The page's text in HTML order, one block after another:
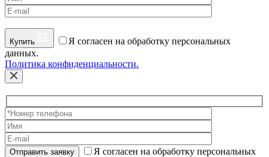
Купить
Я согласен на обработку персональных
данных.
Политика конфиденциальности.
Отправить заявку
Я согласен на обработку персональных